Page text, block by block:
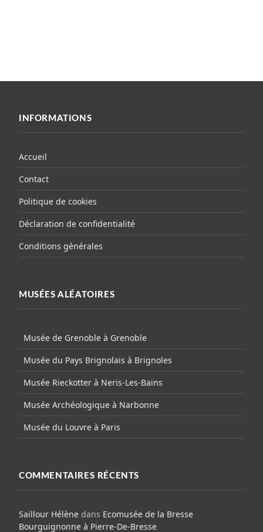
INFORMATIONS
Accueil
Contact
Politique de cookies
Déclaration de confidentialité
Conditions générales
MUSÉES ALÉATOIRES
Musée de Grenoble à Grenoble
Musée du Pays Brignolais à Brignoles
Musée Rieckotter à Neris-Les-Bains
Musée Archéologique à Narbonne
Musée du Louvre à Paris
COMMENTAIRES RÉCENTS
Saillour Hélène dans Ecomusée de la Bresse
Bourguignonne à Pierre-De-Bresse